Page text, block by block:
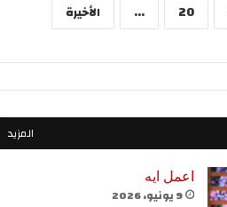
20
... الأخيرة
المزيد
اعمل ايه
9 يونيو، 2026